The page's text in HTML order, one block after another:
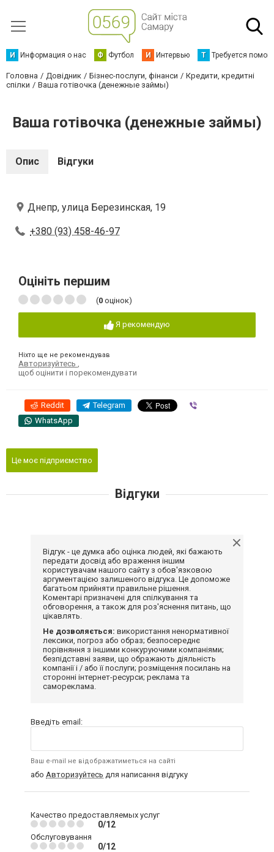
И Информация о нас Ф Футбол И Интервью Т Требуется
Головна Довідник Бізнес-послуги, фінанси
Кредити, кредитні
спілки
Ваша готівочка (денежные займы)
Ваша готівочка (денежные займы)
Опис Відгуки
Днепр, улица Березинская, 19
+380 (93) 458-46-97
Оцініть першим
(0 оцінок)
Я рекомендую
Ніхто ще не рекомендував
Авторизуйтесь
щоб оцінити і порекомендувати
Reddit Telegram
WhatsApp
Це моє підприємство
Відгуки
Відгук - це думка або оцінка людей, які бажають
передати досвід або враження іншим
користувачам нашого сайту з обов'язковою
аргументацією залишеного відгука. Це допоможе
багатьом прийняти правильне рішення.
Коментарі призначені для спілкування та
обговорення, а також для роз'яснення питань, що
цікавлять.
Не дозволяється: використання ненормативної
лексики, погроз або образ; безпосереднє
порівняння з іншими конкуруючими компаніями;
безпідставні заяви, що ображають діяльність
компанії і / або її послуги; розміщення посилань на
сторонні інтернет-ресурси; реклама та
самореклама.
Введіть email:
Ваш e-mail не відображатиметься на сайті
або Авторизуйтесь для написання відгуку
Качество предоставляемых услуг
0/12
Обслуговування
0/12